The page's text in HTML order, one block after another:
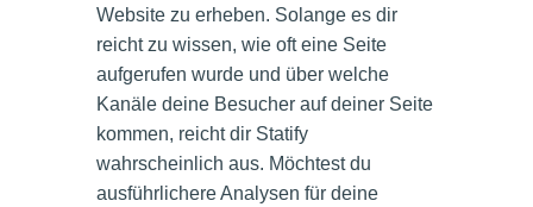
Website zu erheben. Solange es dir
reicht zu wissen, wie oft eine Seite
aufgerufen wurde und über welche
Kanäle deine Besucher auf deiner Seite
kommen, reicht dir Statify
wahrscheinlich aus. Möchtest du
ausführlichere Analysen für deine